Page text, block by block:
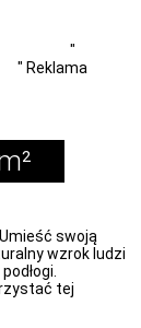
"
" Reklama
swoją
wzrok ludzi
tej